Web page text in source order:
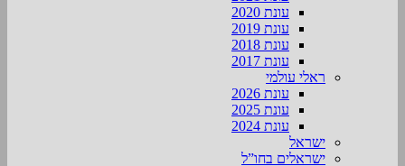
עונת 2020
עונת 2019
עונת 2018
עונת 2017
ראלי עולמי
עונת 2026
עונת 2025
עונת 2024
ישראל
ישראלים בחו”ל